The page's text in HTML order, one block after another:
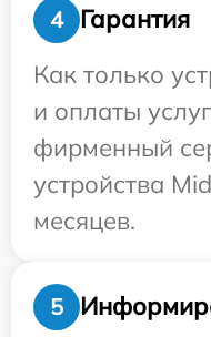
4
Гарантия
Как только
и оплаты
фирменный
устройства
месяцев.
5